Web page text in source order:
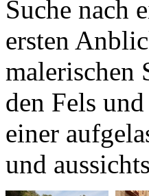
malerischen
den Fels
einer
und